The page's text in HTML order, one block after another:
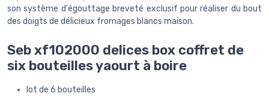
son système d'égouttage breveté exclusif pour réaliser du bout
des doigts de délicieux fromages blancs maison.
Seb xf102000 delices box coffret de
six bouteilles yaourt à boire
lot de 6 bouteilles